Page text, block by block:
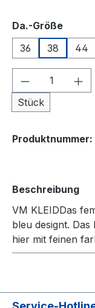
Da.-Größe
36
38 44
Produkt
Stück
Produktnummer:
Beschreibung
VM KLEIDDas
bleu designt.
hier mit feinen